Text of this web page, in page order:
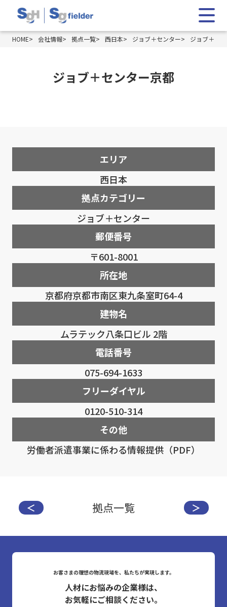
HOME 会社情報 拠点一覧 西日本 ジョブ＋センター ジョブ＋セ
ジョブ＋センター京都
エリア
西日本
拠点カテゴリー
ジョブ＋センター
郵便番号
〒601-8001
所在地
京都府京都市南区東九条室町64-4
建物名
ムラテック八条口ビル 2階
電話番号
075-694-1633
フリーダイヤル
0120-510-314
その他
労働者派遣事業に係わる情報提供（PDF）
＜ 拠点一覧 ＞
お客さまの理想の物流現場を、私たちが実現します。
人材にお悩みの企業様は、
お気軽にご相談ください。